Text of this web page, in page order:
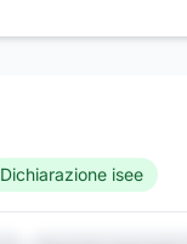
Dichiarazione isee